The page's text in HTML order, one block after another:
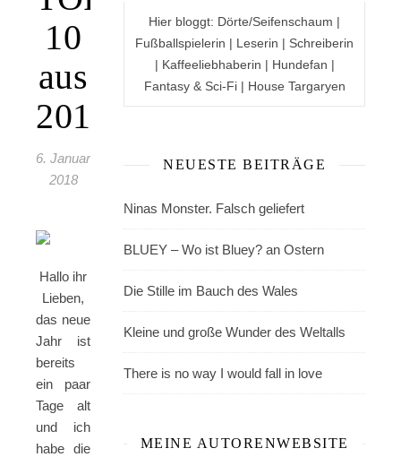
10
aus
2017!
6. Januar
2018
Hallo ihr
Lieben,
das neue
Jahr ist
bereits
ein paar
Tage alt
und ich
habe die
Hier bloggt: Dörte/Seifenschaum |
Fußballspielerin | Leserin | Schreiberin
| Kaffeeliebhaberin | Hundefan |
Fantasy & Sci-Fi | House Targaryen
NEUESTE BEITRÄGE
Ninas Monster. Falsch geliefert
BLUEY – Wo ist Bluey? an Ostern
Die Stille im Bauch des Wales
Kleine und große Wunder des Weltalls
There is no way I would fall in love
MEINE AUTORENWEBSITE